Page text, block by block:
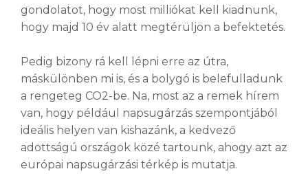
gondolatot, hogy most milliókat kell kiadnunk,
hogy majd 10 év alatt megtérüljön a befektetés.
Pedig bizony rá kell lépni erre az útra,
máskülönben mi is, és a bolygó is belefulladunk
a rengeteg CO2-be. Na, most az a remek hírem
van, hogy például napsugárzás szempontjából
ideális helyen van kishazánk, a kedvező
adottságú országok közé tartounk, ahogy azt az
európai napsugárzási térkép is mutatja.